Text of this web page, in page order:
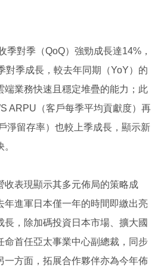
季對季（QoQ）強勁成長達14% ，
對季成長，較去年同期（YoY）的
端業務快速且穩定堆疊的能力；此
ARPU （客戶每季平均貢獻度）再
戶淨留存率）也較上季成長，顯示新
收表現顯示其多元佈局的策略成
年進軍日本僅一年的時間即繳出亮
長，除加碼投資日本市場、擴大國
命首任亞太事業中心副總裁，同步
一方面，拓展合作夥伴亦為今年佈